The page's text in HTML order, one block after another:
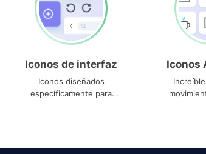
Iconos de interfaz
Iconos diseñados
específicamente para
Iconos